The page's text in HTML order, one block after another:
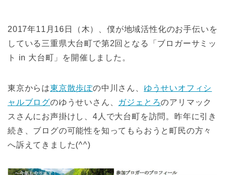
2017年11月16日（木）、僕が地域活性化のお手伝いを
している三重県大台町で第2回となる「ブロガーサミッ
ト in 大台町」を開催しました。
東京からは東京散歩ぽの中川さん、 ゆうせいオフィシ
ャルブログのゆうせいさん、 ガジェとろのアリマック
スさんにお声掛けし、4人で大台町を訪問。昨年に引き
続き、ブログの可能性を知ってもらおうと町民の方々
へ訴えてきました(^^)